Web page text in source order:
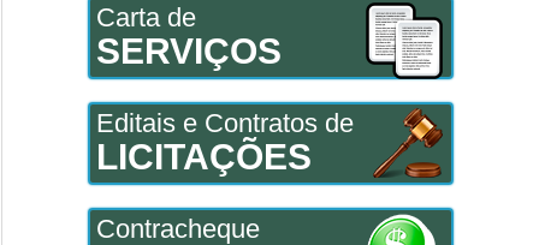
Carta de
SERVIÇOS
Editais e Contratos de
LICITAÇÕES
Contracheque